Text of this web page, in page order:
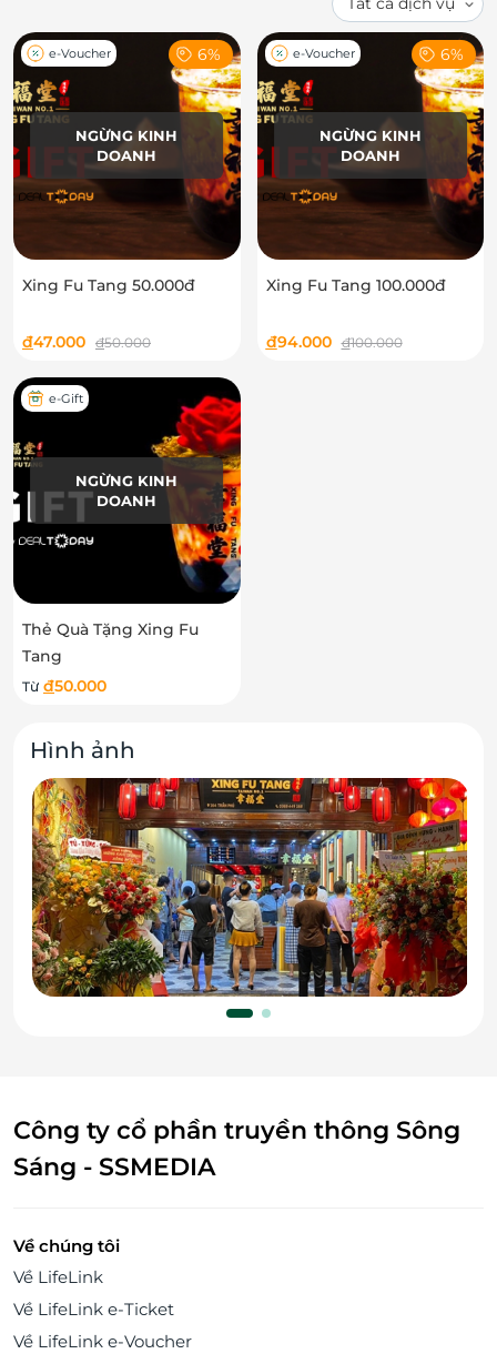
NGỪNG KINH
DOANH
e-Voucher 6%
Xing Fu Tang 50.000đ
đ47.000 đ50.000
NGỪNG KINH
DOANH
e-Voucher 6%
Xing Fu Tang 100.000đ
đ94.000 đ100.000
NGỪNG KINH
DOANH
e-Gift
Thẻ Quà Tặng Xing Fu
Tang
Từ đ50.000
Hình ảnh
Công ty cổ phần truyền thông Sông
Sáng - SSMEDIA
Về chúng tôi
Về LifeLink
Về LifeLink e-Ticket
Về LifeLink e-Voucher